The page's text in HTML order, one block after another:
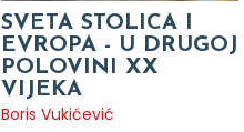
SVETA STOLICA I
EVROPA - U DRUGOJ
POLOVINI XX
VIJEKA
Boris Vukićević